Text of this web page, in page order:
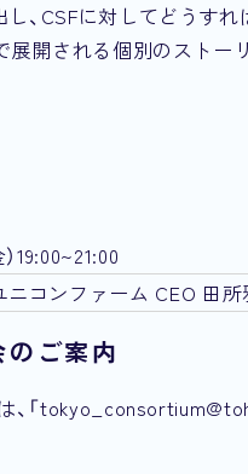
、CSFに対してどうす
開される個別のストー
19:00~21:00
ニコンファーム CEO 田所
ご案内
「